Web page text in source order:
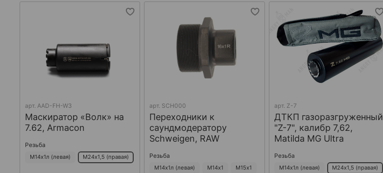
арт. AAD-FH-W3
Маскиратор «Волк» на
7.62, Armacon
Резьба
М14х1л (левая) М24х1,5 (правая)
арт. SCH000
Переходники к
саундмодератору
Schweigen, RAW
Резьба
М14х1л (левая) М14х1 М15х1
арт. Z-7
ДТКП газоразгруженный
"Z-7", калибр 7,62,
Matilda MG Ultra
Резьба
М14х1л (левая) М24х1,5 (правая)